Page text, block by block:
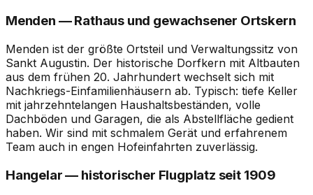
Menden — Rathaus und gewachsener Ortskern
Menden ist der größte Ortsteil und Verwaltungssitz von
Sankt Augustin. Der historische Dorfkern mit Altbauten
aus dem frühen 20. Jahrhundert wechselt sich mit
Nachkriegs-Einfamilienhäusern ab. Typisch: tiefe Keller
mit jahrzehntelangen Haushaltsbeständen, volle
Dachböden und Garagen, die als Abstellfläche gedient
haben. Wir sind mit schmalem Gerät und erfahrenem
Team auch in engen Hofeinfahrten zuverlässig.
Hangelar — historischer Flugplatz seit 1909